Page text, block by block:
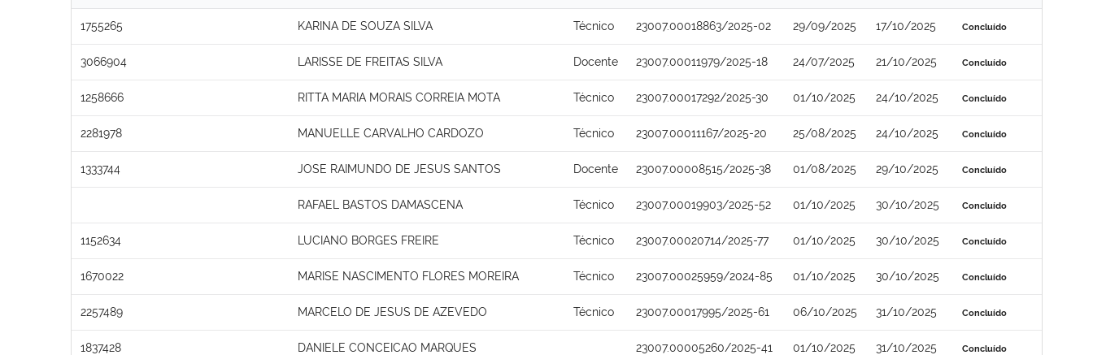
1755265 KARINA DE SOUZA SILVA Técnico 23007.00018863/2025-02 29/09/2025 17/10/2025 Concluído
3066904 LARISSE DE FREITAS SILVA Docente 23007.00011979/2025-18 24/07/2025 21/10/2025 Concluído
1258666 RITTA MARIA MORAIS CORREIA MOTA Técnico 23007.00017292/2025-30 01/10/2025 24/10/2025 Concluído
2281978 MANUELLE CARVALHO CARDOZO Técnico 23007.00011167/2025-20 25/08/2025 24/10/2025 Concluído
1333744 JOSE RAIMUNDO DE JESUS SANTOS Docente 23007.00008515/2025-38 01/08/2025 29/10/2025 Concluído
RAFAEL BASTOS DAMASCENA Técnico 23007.00019903/2025-52 01/10/2025 30/10/2025 Concluído
1152634 LUCIANO BORGES FREIRE Técnico 23007.00020714/2025-77 01/10/2025 30/10/2025 Concluído
1670022 MARISE NASCIMENTO FLORES MOREIRA Técnico 23007.00025959/2024-85 01/10/2025 30/10/2025 Concluído
2257489 MARCELO DE JESUS DE AZEVEDO Técnico 23007.00017995/2025-61 06/10/2025 31/10/2025 Concluído
1837428 DANIELE CONCEICAO MARQUES 23007.00005260/2025-41 01/10/2025 31/10/2025 Concluído